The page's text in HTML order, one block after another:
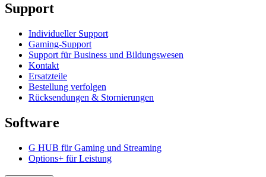
Support
Individueller Support
Gaming-Support
Support für Business und Bildungswesen
Kontakt
Ersatzteile
Bestellung verfolgen
Rücksendungen & Stornierungen
Software
G HUB für Gaming und Streaming
Options+ für Leistung